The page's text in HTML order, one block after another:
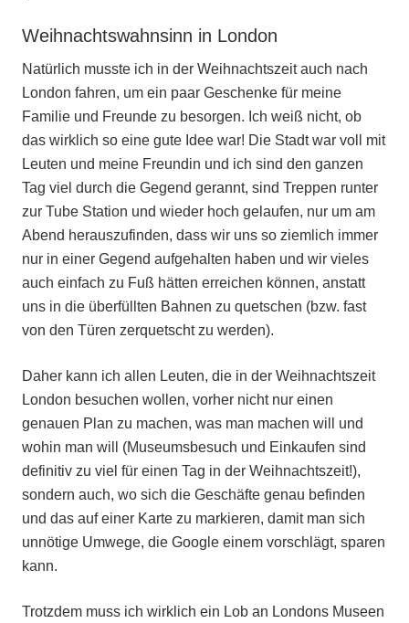
Weihnachtswahnsinn in London
Natürlich musste ich in der Weihnachtszeit auch nach
London fahren, um ein paar Geschenke für meine
Familie und Freunde zu besorgen. Ich weiß nicht, ob
das wirklich so eine gute Idee war! Die Stadt war voll mit
Leuten und meine Freundin und ich sind den ganzen
Tag viel durch die Gegend gerannt, sind Treppen runter
zur Tube Station und wieder hoch gelaufen, nur um am
Abend herauszufinden, dass wir uns so ziemlich immer
nur in einer Gegend aufgehalten haben und wir vieles
auch einfach zu Fuß hätten erreichen können, anstatt
uns in die überfüllten Bahnen zu quetschen (bzw. fast
von den Türen zerquetscht zu werden).
Daher kann ich allen Leuten, die in der Weihnachtszeit
London besuchen wollen, vorher nicht nur einen
genauen Plan zu machen, was man machen will und
wohin man will (Museumsbesuch und Einkaufen sind
definitiv zu viel für einen Tag in der Weihnachtszeit!),
sondern auch, wo sich die Geschäfte genau befinden
und das auf einer Karte zu markieren, damit man sich
unnötige Umwege, die Google einem vorschlägt, sparen
kann.
Trotzdem muss ich wirklich ein Lob an Londons Museen